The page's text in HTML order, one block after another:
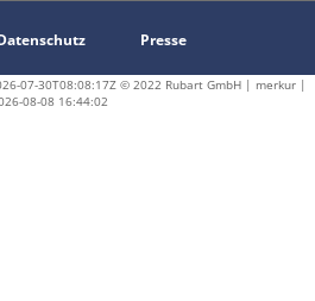
Presse
07-30T08:08:17Z © 2022 Rubart GmbH | merkur |
08-08 16:44:02